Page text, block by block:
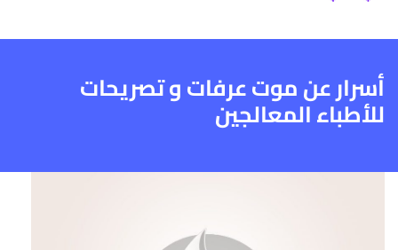
أسرار عن موت عرفات و تصريحات
للأطباء المعالجين